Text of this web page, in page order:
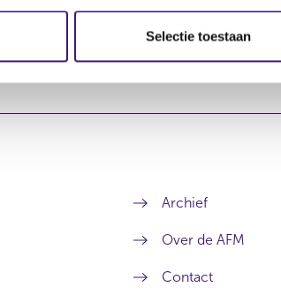
Selectie toestaan
Archief
Over de AFM
Contact